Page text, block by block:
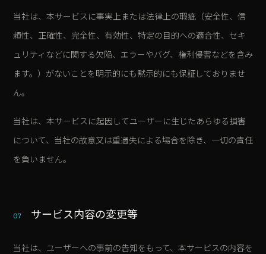
当社は、本サービスに事実上または法律上の瑕疵（安全性、信
頼性、正確性、完全性、有効性、特定の目的への適合性、セキ
ュリティなどに関する欠陥、エラーやバグ、権利侵害などを含み
ます。）がないことを明示的にも黙示的にも保証しておりませ
ん。
当社は、本サービスに起因してユーザーに生じたあらゆる損害
について、当社の故意又は重過失による場合を除き、一切の責任
を負いません。
07 サービス内容の変更等
当社は、ユーザーへの事前の告知をもって、本サービスの内容を